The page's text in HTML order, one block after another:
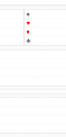
♠
♥
♦
♣